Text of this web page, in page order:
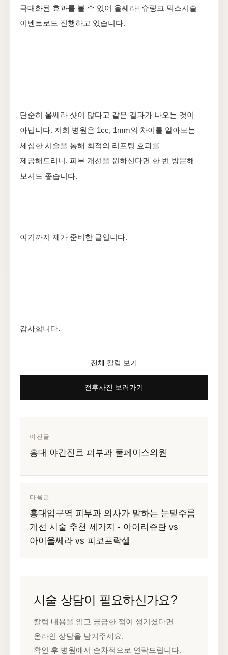
극대화된 효과를 볼 수 있어 울쎄라+슈링크 믹스시술
이벤트로도 진행하고 있습니다.
단순히 울쎄라 샷이 많다고 같은 결과가 나오는 것이
아닙니다. 저희 병원은 1cc, 1mm의 차이를 알아보는
세심한 시술을 통해 최적의 리프팅 효과를
제공해드리니, 피부 개선을 원하신다면 한 번 방문해
보셔도 좋습니다.
여기까지 제가 준비한 글입니다.
감사합니다.
전체 칼럼 보기
전후사진 보러가기
이전글
홍대 야간진료 피부과 풀페이스의원
다음글
홍대입구역 피부과 의사가 말하는 눈밑주름
개선 시술 추천 세가지 - 아이리쥬란 vs
아이울쎄라 vs 피코프락셀
시술 상담이 필요하신가요?
칼럼 내용을 읽고 궁금한 점이 생기셨다면
온라인 상담을 남겨주세요.
확인 후 병원에서 순차적으로 연락드립니다.